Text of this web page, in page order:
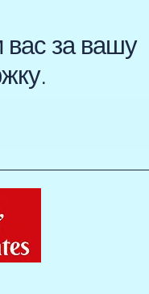
за вашу